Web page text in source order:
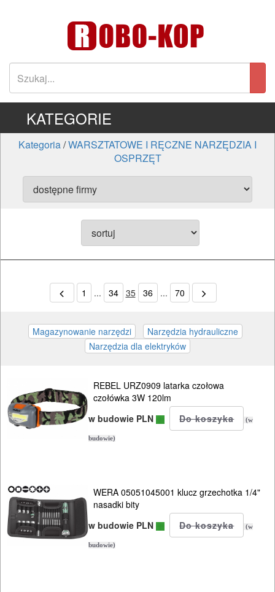
KATEGORIE
Kategoria/WARSZTATOWE I RĘCZNE NARZĘDZIA I
OSPRZĘT
1 ... 34 35 36 ... 70
REBEL URZ0909 latarka czołowa
czołówka 3W 120lm
w budowie PLN
(w
budowie)
WERA 05051045001 klucz grzechotka 1/4"
nasadki bity
w budowie PLN
(w
budowie)